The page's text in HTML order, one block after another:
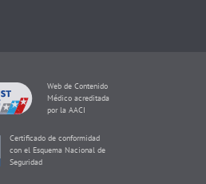
Web de Contenido
Médico acreditada
por la AACI
Certificado de conformidad
con el Esquema Nacional de
Seguridad